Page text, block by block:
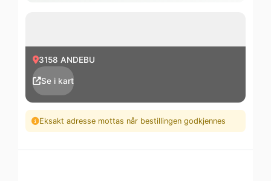
3158 ANDEBU
Se i kart
Eksakt adresse mottas når bestillingen godkjennes